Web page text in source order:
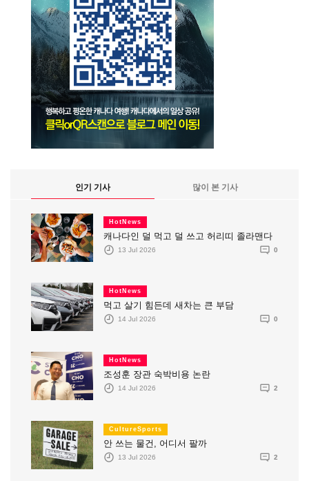
인기 기사 많이 본 기사
HotNews
캐나다인 덜 먹고 덜 쓰고 허리띠 졸라맨다
13 Jul 2026 0
HotNews
먹고 살기 힘든데 새차는 큰 부담
14 Jul 2026 0
HotNews
조성훈 장관 숙박비용 논란
14 Jul 2026 2
CultureSports
안 쓰는 물건, 어디서 팔까
13 Jul 2026 2